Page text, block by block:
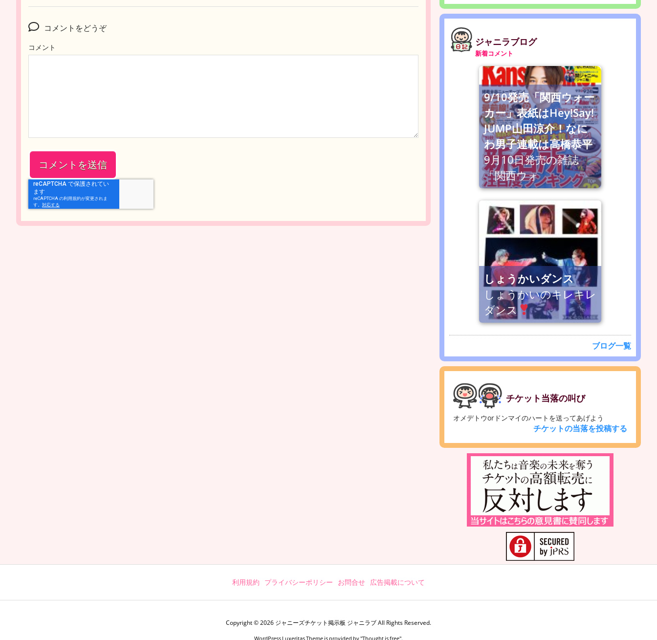
コメントをどうぞ
コメント ジャニラブログ
新着コメント
9/10発売「関西ウォー
カー」表紙はHey!Say!
JUMP山田涼介！なに
わ男子連載は高橋恭平
9月10日発売の雑誌
「関西ウォ
しょうかいダンス
しょうかいのキレキレ
ダンス
ブログ一覧
チケット当落の叫び
オメデトウorドンマイのハートを送ってあげよう
チケットの当落を投稿する
利用規約 プライバシーポリシー お問合せ 広告掲載について
Copyright ©2026 ジャニーズチケット掲示板 ジャニラブAll Rights Reserved.
WordPress Luxeritas Theme is provided by "Thought is free".